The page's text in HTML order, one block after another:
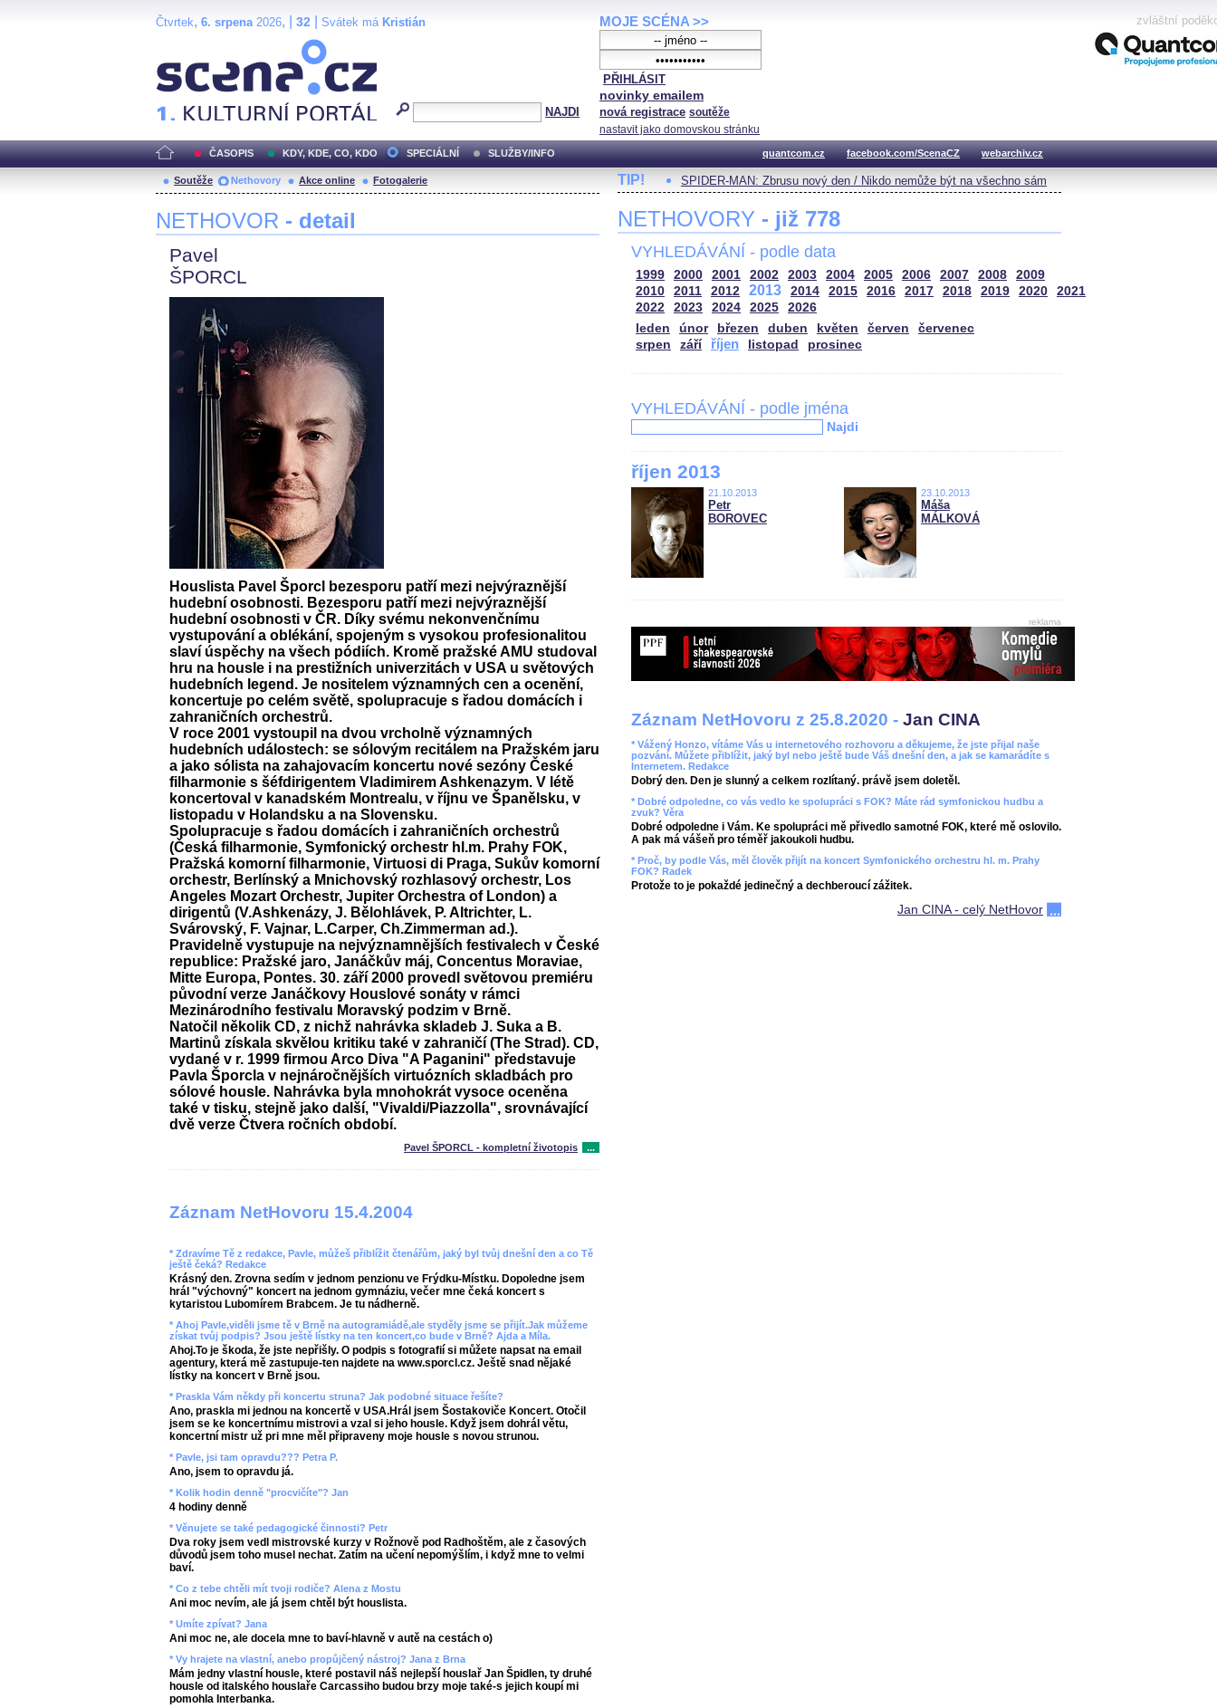
Čtvrtek, 6. srpena2026, | 32 Svátek má Kristián
NAJDI
MOJE SCÉNA >>
PŘIHLÁSIT
novinky emailem
nová registrace soutěže
nastavit jako domovskou stránku
zvláštní
ČASOPIS KDY, KDE, CO, KDO SPECIÁLNÍ SLUŽBY/INFO quantcom.cz facebook.com/ScenaCZ webarchiv.cz
Soutěže Nethovory Akce online Fotogalerie
NETHOVOR - detail
Pavel
ŠPORCL
Houslista Pavel Šporcl
bezesporu patří mezi nejvýraznější
hudební osobnosti. Bezesporu patří mezi nejvýraznější
hudební osobnosti v ČR. Díky svému nekonvenčnímu
vystupování a oblékání, spojeným s vysokou profesionalitou
slaví úspěchy na všech pódiích. Kromě pražské AMU studoval
hru na housle i na prestižních univerzitách v USA u světových
hudebních legend. Je nositelem významných cen a ocenění,
koncertuje po celém světě, spolupracuje s řadou domácích i
zahraničních orchestrů.
V roce 2001 vystoupil na dvou vrcholně významných
hudebních událostech: se sólovým recitálem na Pražském jaru
a jako sólista na zahajovacím koncertu nové sezóny České
filharmonie s šéfdirigentem Vladimirem Ashkenazym. V létě
koncertoval v kanadském Montrealu, v říjnu ve Španělsku, v
listopadu v Holandsku a na Slovensku.
Spolupracuje s řadou domácích i zahraničních orchestrů
(Česká filharmonie, Symfonický orchestr hl.m. Prahy FOK,
Pražská komorní filharmonie, Virtuosi di Praga, Sukův komorní
orchestr, Berlínský a Mnichovský rozhlasový orchestr, Los
Angeles Mozart Orchestr, Jupiter Orchestra of London) a
dirigentů (V.Ashkenázy, J. Bělohlávek, P. Altrichter, L.
Svárovský, F. Vajnar, L.Carper, Ch.Zimmerman ad.).
Pravidelně vystupuje na nejvýznamnějších festivalech v České
republice: Pražské jaro, Janáčkův máj, Concentus Moraviae,
Mitte Europa, Pontes. 30. září 2000 provedl světovou premiéru
původní verze Janáčkovy Houslové sonáty v rámci
Mezinárodního festivalu Moravský podzim v Brně.
Natočil několik CD, z nichž nahrávka skladeb J. Suka a B.
Martinů získala skvělou kritiku také v zahraničí (The Strad). CD,
vydané v r. 1999 firmou Arco Diva "A Paganini" představuje
Pavla Šporcla v nejnáročnějších virtuózních skladbách pro
sólové housle. Nahrávka byla mnohokrát vysoce oceněna
také v tisku, stejně jako další, "Vivaldi/Piazzolla", srovnávající
dvě verze Čtvera ročních období.
Pavel ŠPORCL - kompletní životopis ...
Záznam NetHovoru 15.4.2004
* Zdravíme Tě z redakce, Pavle, můžeš přiblížit čtenářům, jaký byl tvůj dnešní den a co Tě
ještě čeká? Redakce
Krásný den. Zrovna sedím v jednom penzionu ve Frýdku-Místku. Dopoledne jsem
hrál "výchovný" koncert na jednom gymnáziu, večer mne čeká koncert s
kytaristou Lubomírem Brabcem. Je tu nádherně.
* Ahoj Pavle,viděli jsme tě v Brně na autogramiádě,ale styděly jsme se přijít.Jak můžeme
získat tvůj podpis? Jsou ještě lístky na ten koncert,co bude v Brně? Ajda a Míla.
Ahoj.To je škoda, že jste nepřišly. O podpis s fotografií si můžete napsat na email
agentury, která mě zastupuje-ten najdete na www.sporcl.cz. Ještě snad nějaké
lístky na koncert v Brně jsou.
* Praskla Vám někdy při koncertu struna? Jak podobné situace řešíte?
Ano, praskla mi jednou na koncertě v USA.Hrál jsem Šostakoviče Koncert. Otočil
jsem se ke koncertnímu mistrovi a vzal si jeho housle. Když jsem dohrál větu,
koncertní mistr už pri mne měl připraveny moje housle s novou strunou.
* Pavle, jsi tam opravdu??? Petra P.
Ano, jsem to opravdu já.
* Kolik hodin denně "procvičíte"? Jan
4 hodiny denně
* Věnujete se také pedagogické činnosti? Petr
Dva roky jsem vedl mistrovské kurzy v Rožnově pod Radhoštěm, ale z časových
důvodů jsem toho musel nechat. Zatím na učení nepomýšlím, i když mne to velmi
baví.
* Co z tebe chtěli mít tvoji rodiče? Alena z Mostu
Ani moc nevím, ale já jsem chtěl být houslista.
* Umíte zpívat? Jana
Ani moc ne, ale docela mne to baví-hlavně v autě na cestách o)
* Vy hrajete na vlastní, anebo propůjčený nástroj? Jana z Brna
Mám jedny vlastní housle, které postavil náš nejlepší houslař Jan Špidlen, ty druhé
housle od italského houslaře Carcassiho budou brzy moje také-s jejich koupí mi
pomohla Interbanka.
TIP! SPIDER-MAN: Zbrusu nový den / Nikdo nemůže být na všechno sám
NETHOVORY - již 778
VYHLEDÁVÁNÍ - podle data
1999 2000 2001 2002 2003 2004 2005 2006 2007 2008
2009
2010
2011 2012 2013 2014 2015 2016 2017 2018 2019 2020
2021
2022
2023 2024 2025
2026
leden
únor březen duben květen červen
červenec
srpen
září říjen listopad prosinec
VYHLEDÁVÁNÍ - podle jména
Najdi
říjen 2013
21.10.2013
Petr
BOROVEC
23.10.2013
Máša
MÁLKOVÁ
reklama
Záznam NetHovoru z 25.8.2020 - Jan CINA
* Vážený Honzo, vítáme Vás u internetového rozhovoru a děkujeme, že jste přijal naše
pozvání. Můžete přiblížit, jaký byl nebo ještě bude Váš dnešní den, a jak se kamarádíte s
Internetem. Redakce
Dobrý den. Den je slunný a celkem rozlítaný. právě jsem doletěl.
* Dobré odpoledne, co vás vedlo ke spolupráci s FOK? Máte rád symfonickou hudbu a
zvuk? Věra
Dobré odpoledne i Vám. Ke spolupráci mě přivedlo samotné FOK, které mě oslovilo.
A pak má vášeň pro téměř jakoukoli hudbu.
* Proč, by podle Vás, měl člověk přijít na koncert Symfonického orchestru hl. m. Prahy
FOK? Radek
Protože to je pokaždé jedinečný a dechberoucí zážitek.
Jan CINA - celý NetHovor